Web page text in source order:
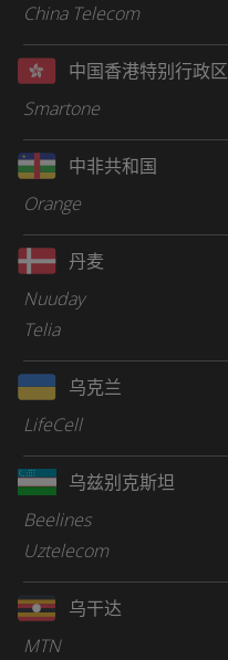
China Telecom
中国香港特别行政区
Smartone
中非共和国
Orange
丹麦
Nuuday
Telia
乌克兰
LifeCell
乌兹别克斯坦
Beelines
Uztelecom
乌干达
MTN